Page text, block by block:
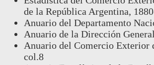
de la República Argentina,
Anuario del Departamento
Anuario de la Dirección
Anuario del Comercio Exterior
col.8